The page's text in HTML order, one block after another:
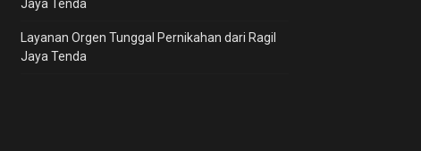
Jaya Tenda
Layanan Orgen Tunggal Pernikahan dari Ragil
Jaya Tenda